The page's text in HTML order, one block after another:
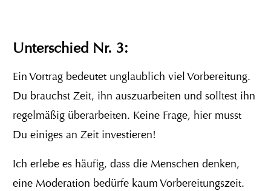
Unterschied Nr. 3:
Ein Vortrag bedeutet unglaublich viel Vorbereitung.
Du brauchst Zeit, ihn auszuarbeiten und solltest ihn
regelmäßig überarbeiten. Keine Frage, hier musst
Du einiges an Zeit investieren!
Ich erlebe es häufig, dass die Menschen denken,
eine Moderation bedürfe kaum Vorbereitungszeit.